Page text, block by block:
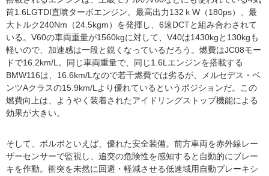
筒1.6LGTDI直噴ターボエンジン。最高出力132ｋW（180ps）、最
大トルク240Nm（24.5kgm）を発揮し、6速DCTと組み合わされて
いる。V60の車両重量が1560kgに対して、V40は1430kgと130kgも
軽いので、加速感は一段と鋭くなっているだろう。燃費はJC08モー
ドで16.2km/L。同じ車両重量で、同じ1.6Lエンジンを搭載する
BMW116は、16.6km/Lなので若干燃費では劣るが、メルセデス・ベ
ンツAクラスの15.9km/Lより優れているというポジションだ。この
燃費向上は、ようやく装着されたアイドリングストップ機能による
効果が大きい。
そして、ボルボといえば、優れた安全装備。前方車両を赤外線レー
ザーセンサーで監視し、追突の危険性を感知すると自動的にブレー
キを作動。衝突を未然に回避・軽減させる低速域用自動ブレーキシ